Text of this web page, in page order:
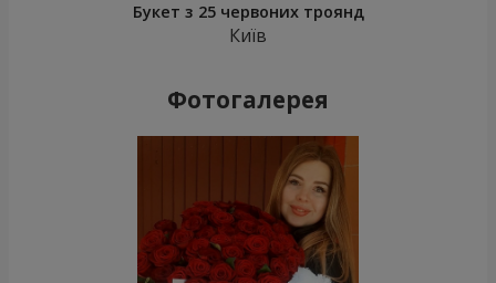
Букет з 25 червоних троянд
Київ
Фотогалерея